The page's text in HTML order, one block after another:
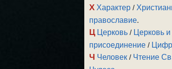
Х Характер /
православие.
Ц Церковь / Церковь и
присоединение /
Ч Человек / Чтение